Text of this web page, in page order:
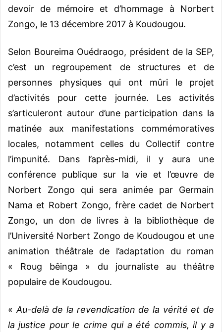
devoir de mémoire et d’hommage à Norbert
Zongo, le 13 décembre 2017 à Koudougou.
Selon Boureima Ouédraogo, président de la SEP,
c’est un regroupement de structures et de
personnes physiques qui ont mûri le projet
d’activités pour cette journée. Les activités
s’articuleront autour d’une participation dans la
matinée aux manifestations commémoratives
locales, notamment celles du Collectif contre
l’impunité. Dans l’après-midi, il y aura une
conférence publique sur la vie et l’œuvre de
Norbert Zongo qui sera animée par Germain
Nama et Robert Zongo, frère cadet de Norbert
Zongo, un don de livres à la bibliothèque de
l’Université Norbert Zongo de Koudougou et une
animation théâtrale de l’adaptation du roman
« Roug bêinga » du journaliste au théâtre
populaire de Koudougou.
« Au-delà de la revendication de la vérité et de
la justice pour le crime qui a été commis, il y a